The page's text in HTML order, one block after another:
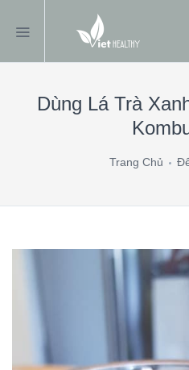
Dùng Lá Trà
Trang Chủ